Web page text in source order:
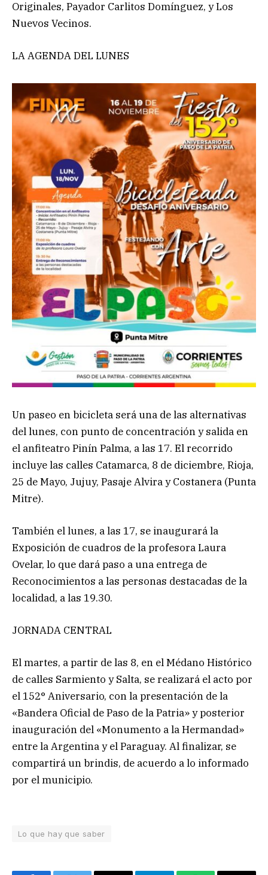
Originales, Payador Carlitos Domínguez, y Los
Nuevos Vecinos.
LA AGENDA DEL LUNES
Un paseo en bicicleta será una de las alternativas
del lunes, con punto de concentración y salida en
el anfiteatro Pinín Palma, a las 17. El recorrido
incluye las calles Catamarca, 8 de diciembre, Rioja,
25 de Mayo, Jujuy, Pasaje Alvira y Costanera (Punta
Mitre).
También el lunes, a las 17, se inaugurará la
Exposición de cuadros de la profesora Laura
Ovelar, lo que dará paso a una entrega de
Reconocimientos a las personas destacadas de la
localidad, a las 19.30.
JORNADA CENTRAL
El martes, a partir de las 8, en el Médano Histórico
de calles Sarmiento y Salta, se realizará el acto por
el 152° Aniversario, con la presentación de la
«Bandera Oficial de Paso de la Patria» y posterior
inauguración del «Monumento a la Hermandad»
entre la Argentina y el Paraguay. Al finalizar, se
compartirá un brindis, de acuerdo a lo informado
por el municipio.
Lo que hay que saber